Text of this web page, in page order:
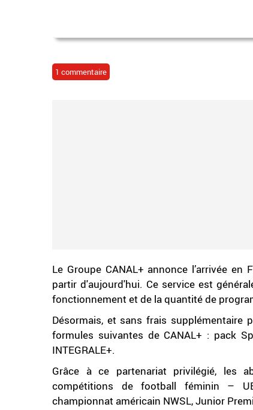
1 commentaire
Le Groupe CANAL+ annonce l’arrivée
partir d'aujourd'hui. Ce service est
fonctionnement et de la quantité de
Désormais, et sans frais supplémentaire
formules suivantes de CANAL+ : pack
INTEGRALE+.
Grâce à ce partenariat privilégié, les
compétitions de football féminin –
championnat américain NWSL, Junior